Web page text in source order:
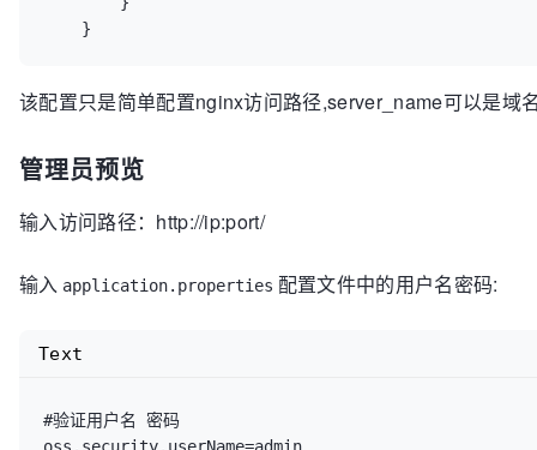
该配置只是简单配置nginx访问路径,server_name可以是域
管理员预览
输入访问路径：http://ip:port/
输入 application.properties 配置文件中的用户名密码:
#验证用户名 密码
Text